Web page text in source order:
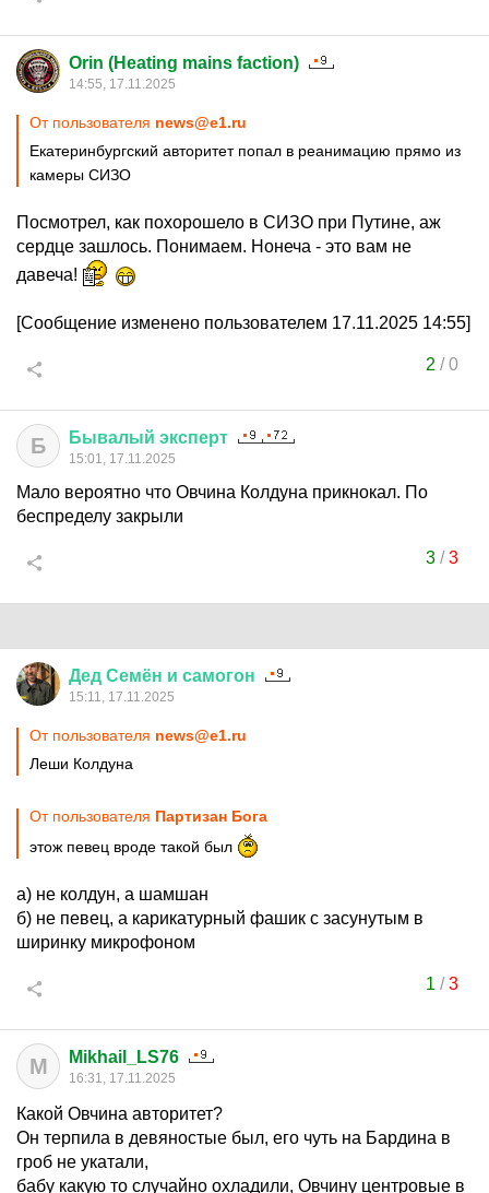
Orin (Heating mains faction)
14:55, 17.11.2025
От пользователя news@e1.ru
Екатеринбургский авторитет попал в реанимацию прямо из
камеры СИЗО
Посмотрел, как похорошело в СИЗО при Путине, аж
сердце зашлось. Понимаем. Нонеча - это вам не
давеча!
[Сообщение изменено пользователем 17.11.2025 14:55]
2 /0
Б Бывалый эксперт
15:01, 17.11.2025
Мало вероятно что Овчина Колдуна прикнокал. По
беспределу закрыли
3/3
Дед Семён и самогон
15:11, 17.11.2025
От пользователя news@e1.ru
Леши Колдуна
От пользователя Партизан Бога
этож певец вроде такой был
а) не колдун, а шамшан
б) не певец, а карикатурный фашик с засунутым в
ширинку микрофоном
1 /3
M Mikhail_LS76
16:31, 17.11.2025
Какой Овчина авторитет?
Он терпила в девяностые был, его чуть на Бардина в
гроб не укатали,
бабу какую то случайно охладили, Овчину центровые в